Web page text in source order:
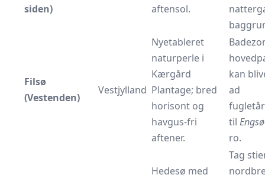
siden)
aftensol.
Filsø
(Vestenden)
Vestjylland
Nyetableret
naturperle i
Kærgård
Plantage; bred
horisont og
havgus-fri
aftener.
kan
ad
til
ro.
Hedesø med
Tag